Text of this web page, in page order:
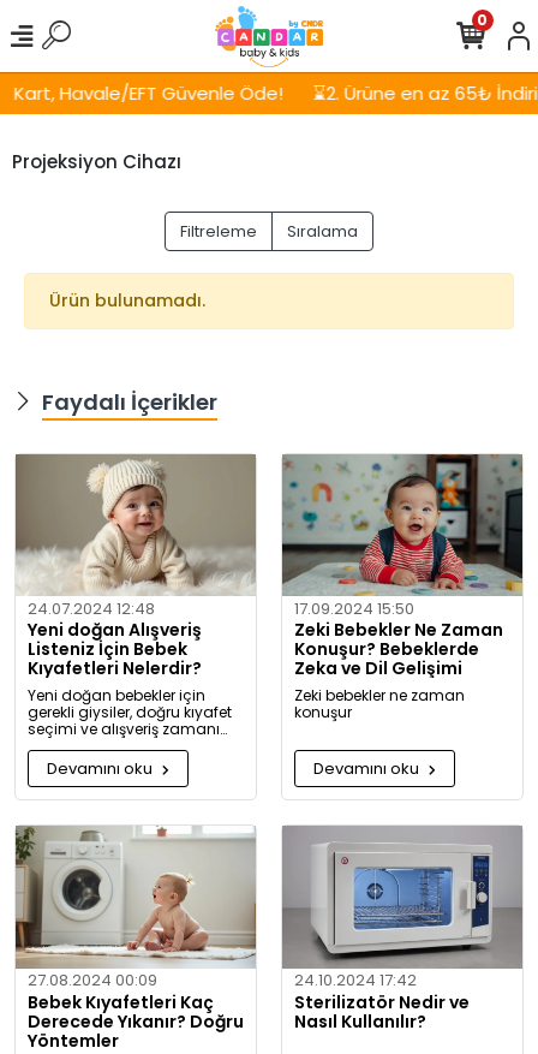
Havale/EFT Güvenle Öde! ⌛2. Ürüne en az 65₺
0
Projeksiyon Cihazı
Filtreleme Sıralama
Ürün bulunamadı.
Faydalı İçerikler
24.07.2024 12:48
Yeni doğan Alışveriş
Listeniz İçin Bebek
Kıyafetleri Nelerdir?
Yeni doğan bebekler için
gerekli giysiler, doğru kıyafet
seçimi ve alışveriş zamanı
hakkında kapsamlı bilgiler ve
tavsiyeler.
Devamını oku
17.09.2024 15:50
Zeki Bebekler Ne Zaman
Konuşur? Bebeklerde
Zeka ve Dil Gelişimi
Zeki bebekler ne zaman
konuşur
Devamını oku
27.08.2024 00:09
Bebek Kıyafetleri Kaç
Derecede Yıkanır? Doğru
Yöntemler
24.10.2024 17:42
Sterilizatör Nedir ve
Nasıl Kullanılır?